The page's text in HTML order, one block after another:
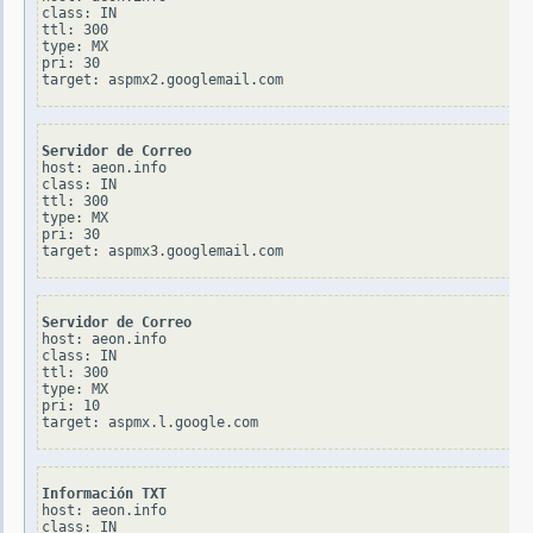
class: IN
ttl: 300
type: MX
pri: 30
Servidor de Correo
host: aeon.info
class: IN
ttl: 300
type: MX
pri: 30
Servidor de Correo
host: aeon.info
class: IN
ttl: 300
type: MX
pri: 10
Información TXT
host: aeon.info
class: IN